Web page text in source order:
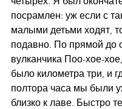
посрамлен: уж если с
малыми детьми ходят,
подавно. По прямой до
вулканчика Поо-хое-
было километра три, и
полтора часа мы были
близко к лаве. Быстро